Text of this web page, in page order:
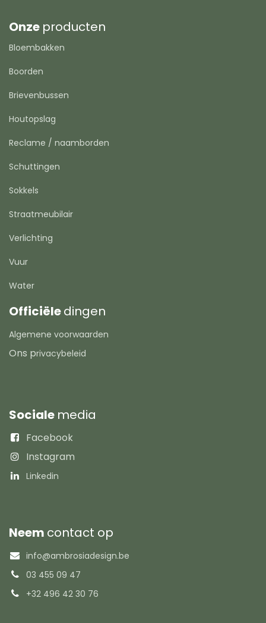
Onze producten
Bloembakken
Boorden
Brievenbussen
Houtopslag
Reclame / naamborden
Schuttingen
Sokkels
Straatmeubilair
Verlichting
Vuur
Water
Officiëledingen
Algemene voorwaarden
Ons privacybeleid
Sociale media
Facebook
Instagram
Linkedin
Neem contact op
info@ambrosiadesign.be
03 455 09 47
+32 496 42 30 76